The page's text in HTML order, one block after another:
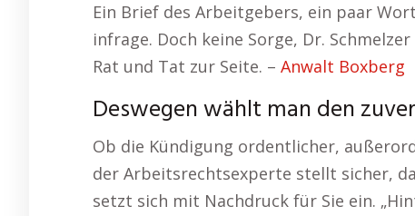
Ein Brief des Arbeitgebers, ein paar
infrage. Doch keine Sorge, Dr.
Rat und Tat zur Seite. – Anwalt Boxberg
Deswegen wählt man den
Ob die Kündigung ordentlicher,
der Arbeitsrechtsexperte stellt sicher,
setzt sich mit Nachdruck für Sie ein.